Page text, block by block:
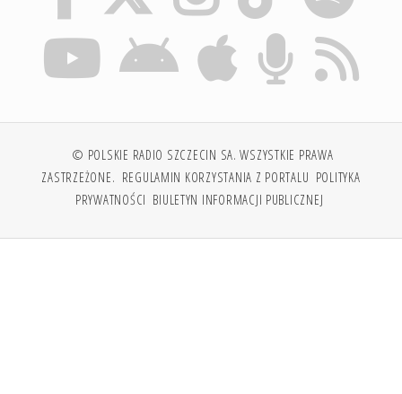
© POLSKIE RADIO SZCZECIN SA. WSZYSTKIE PRAWA
ZASTRZEŻONE. REGULAMIN KORZYSTANIA Z PORTALU POLITYKA
PRYWATNOŚCI BIULETYN INFORMACJI PUBLICZNEJ